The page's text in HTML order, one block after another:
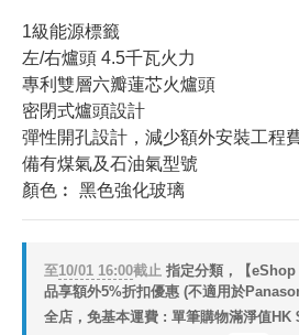
1級能源標籤
左/右爐頭 4.5千瓦火力
專利雙層六瓣蓮芯火爐頭
密閉式爐頭設計
彈性開孔設計，減少額外安裝工程
備有煤氣及石油氣型號
顏色︰ 黑色強化玻璃
至10/01 16:00截止 指定分類，【
品享額外5%折扣優惠 (不適用於
全店，免基本運費 : 單筆購物滿淨值HK